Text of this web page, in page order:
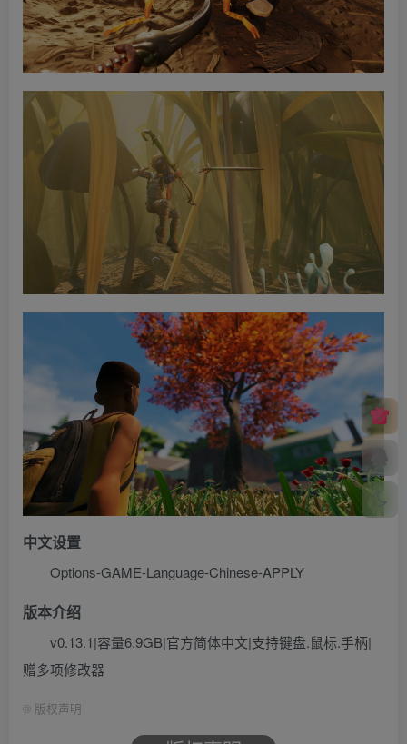
中文设置
Options-GAME-Language-Chinese-APPLY
版本介绍
v0.13.1|容量6.9GB|官方简体中文|支持键盘.鼠标.手柄|
赠多项修改器
© 版权声明